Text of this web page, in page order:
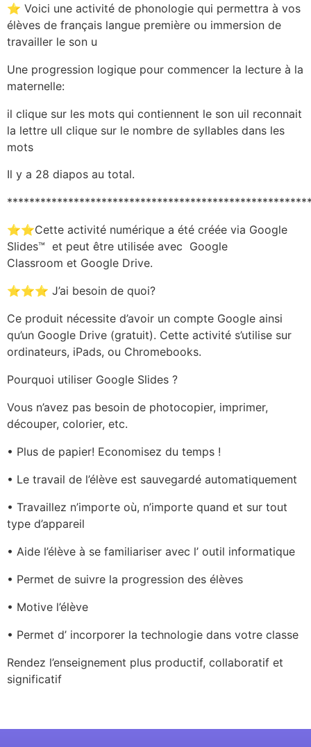
⭐ Voici une activité de phonologie qui permettra à vos
élèves de français langue première ou immersion de
travailler le son u
Une progression logique pour commencer la lecture à la
maternelle:
il clique sur les mots qui contiennent le son uil reconnait
la lettre uIl clique sur le nombre de syllables dans les
mots
Il y a 28 diapos au total.
⭐⭐Cette activité numérique a été créée via Google
Slides™ et peut être utilisée avec Google
Classroom et Google Drive.
⭐⭐⭐ J’ai besoin de quoi?
Ce produit nécessite d’avoir un compte Google ainsi
qu’un Google Drive (gratuit). Cette activité s’utilise sur
ordinateurs, iPads, ou Chromebooks.
Pourquoi utiliser Google Slides ?
Vous n’avez pas besoin de photocopier, imprimer,
découper, colorier, etc.
• Plus de papier! Economisez du temps !
• Le travail de l’élève est sauvegardé automatiquement
• Travaillez n’importe où, n’importe quand et sur tout
type d’appareil
• Aide l’élève à se familiariser avec l’ outil informatique
• Permet de suivre la progression des élèves
• Motive l’élève
• Permet d’ incorporer la technologie dans votre classe
Rendez l’enseignement plus productif, collaboratif et
significatif